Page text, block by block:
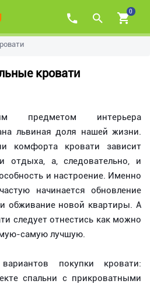
0
кровати
предметом интерьера
львиная доля нашей жизни.
комфорта кровати зависит
отдыха, а, следовательно, и
и настроение. Именно
начинается обновление
обживание новой квартиры. А
следует отнестись как можно
самую лучшую.
покупки кровати:
спальни с прикроватными